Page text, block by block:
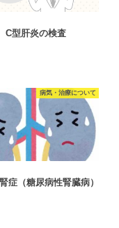
C型肝炎の検査
病気・治療について
症（糖尿病性腎臓病）